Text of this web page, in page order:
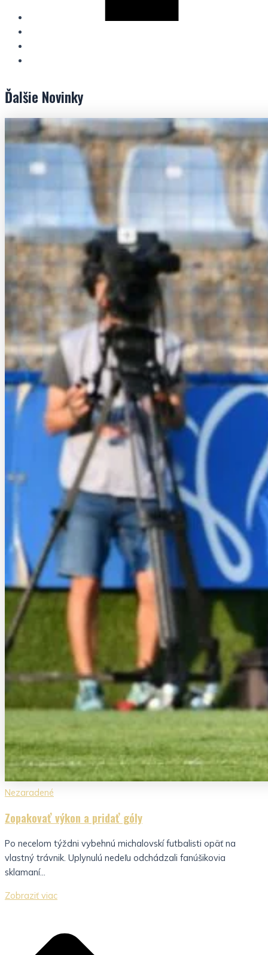
Ďalšie Novinky
Nezaradené
Zopakovať výkon a pridať góly
Po necelom týždni vybehnú michalovskí futbalisti opäť na
vlastný trávnik. Uplynulú nedeľu odchádzali fanúšikovia
sklamaní...
Zobraziť viac